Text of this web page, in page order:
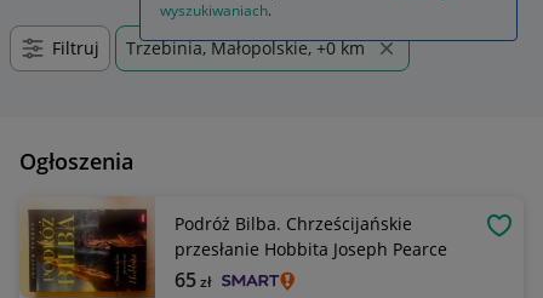
Filtruj Trzebinia, Małopolskie, +0 km
Ogłoszenia
Podróż Bilba. Chrześcijańskie
przesłanie Hobbita Joseph Pearce
65zł
wyszukiwaniach.